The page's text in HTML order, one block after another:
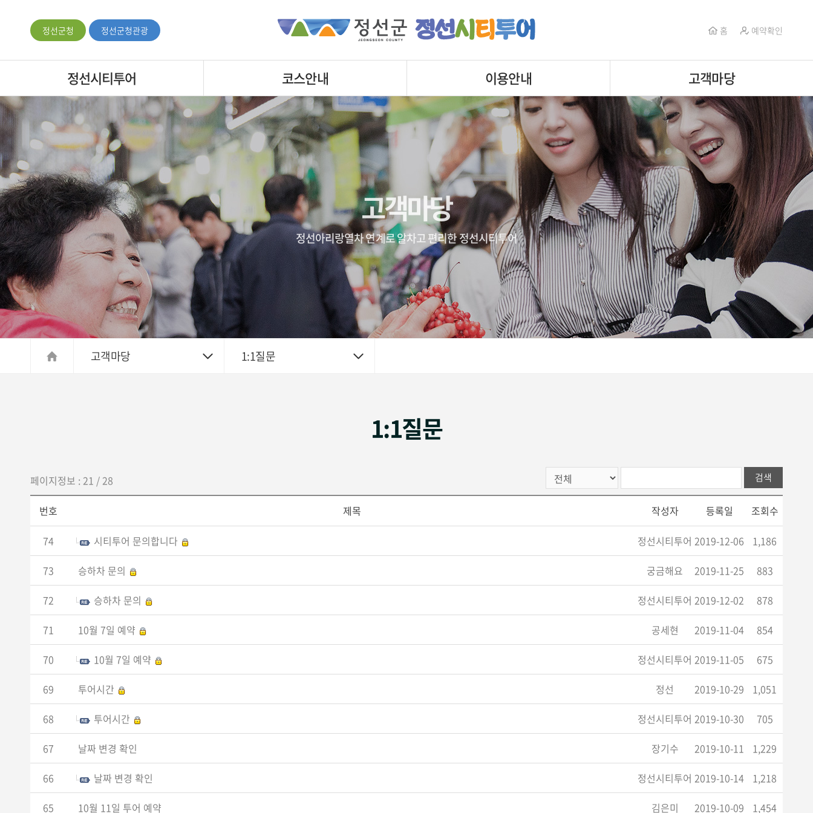
정선군청 정선군청관광 홈 예약확인
정선시티투어 코스안내 이용안내 고객마당
고객마당
정선아리랑열차 연계로 알차고 편리한 정선시티투어
고객마당 1:1질문
1:1질문
페이지정보 : 21 / 28 검색
번호 제목 작성자 등록일 조회수
74 시티투어 문의합니다 정선시티투어 2019-12-06 1,186
73 승하차 문의 궁금해요 2019-11-25 883
72 승하차 문의 정선시티투어 2019-12-02 878
71 10월 7일 예약 공세현 2019-11-04 854
70 10월 7일 예약 정선시티투어 2019-11-05 675
69 투어시간 정선 2019-10-29 1,051
68 투어시간 정선시티투어 2019-10-30 705
67 날짜 변경 확인 장기수 2019-10-11 1,229
66 날짜 변경 확인 정선시티투어 2019-10-14 1,218
65 10월 11일 투어 예약 김은미 2019-10-09 1,454